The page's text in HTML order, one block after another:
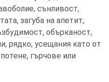
сънливост,
загуба на апетит,
обърканост,
рядко, усещания като от
гърчове или